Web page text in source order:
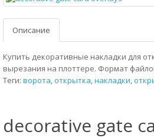
Описание
Купить декоративные накладки для
вырезания на плоттере. Формат
Теги: ворота,открытка,накладки,
decorative gate